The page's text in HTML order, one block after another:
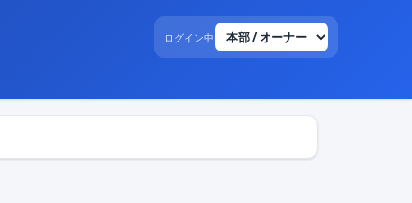
ログイン中